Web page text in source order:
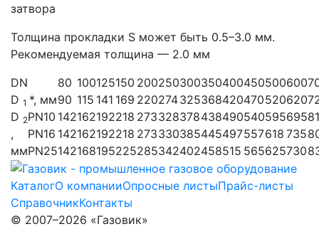
Толщина прокладки S может быть 0.5–3.0 мм.
Рекомендуемая толщина — 2.0 мм
DN
80 100125150 200250300350400450500600
D 1 *, мм90 115 141 169 220274325368420470520620
D 2
,
мм
PN10 142162192218 273328378438490540595695
PN16 142162192218 273330385445497557618 735
PN25142168195225285342402458515 565625730
КаталогО компанииОпросные листыПрайс-листы
СправочникКонтакты
© 2007–2026 «Газовик»